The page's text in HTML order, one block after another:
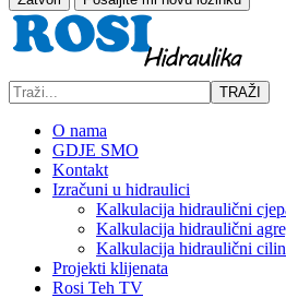
TRAŽI
O nama
GDJE SMO
Kontakt
Izračuni u hidraulici
Kalkulacija hidraulični
Kalkulacija hidraulični
Kalkulacija hidraulični
Projekti klijenata
Rosi Teh TV